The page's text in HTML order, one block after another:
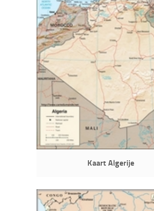
Kaart Algerije